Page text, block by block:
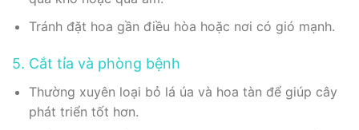
Tránh đặt hoa gần điều hòa hoặc nơi có gió mạnh.
5. Cắt tỉa và phòng bệnh
Thường xuyên loại bỏ lá úa và hoa tàn để giúp cây
phát triển tốt hơn.